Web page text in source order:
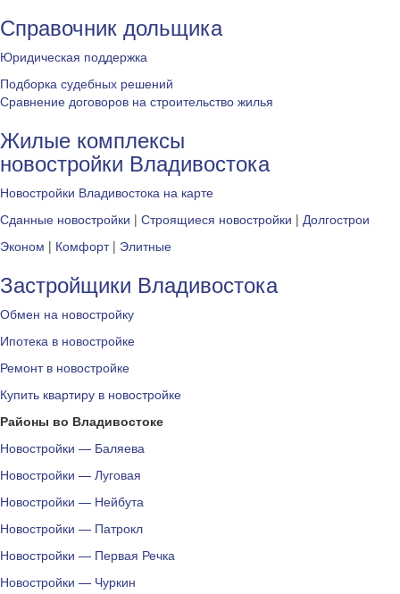
Справочник дольщика
Юридическая поддержка
Подборка судебных решений
Сравнение договоров на строительство жилья
Жилые комплексы
новостройки Владивостока
Новостройки Владивостока на карте
Сданные новостройки | Строящиеся новостройки | Долгострои
Эконом | Комфорт| Элитные
Застройщики Владивостока
Обмен на новостройку
Ипотека в новостройке
Ремонт в новостройке
Купить квартиру в новостройке
Районы во Владивостоке
Новостройки — Баляева
Новостройки — Луговая
Новостройки — Нейбута
Новостройки — Патрокл
Новостройки — Первая Речка
Новостройки — Чуркин